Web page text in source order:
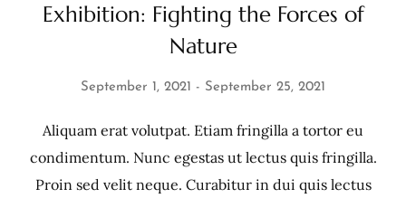
Exhibition: Fighting the Forces of
Nature
September 1, 2021 September 25, 2021
Aliquam erat volutpat. Etiam fringilla a tortor eu
condimentum. Nunc egestas ut lectus quis fringilla.
Proin sed velit neque. Curabitur in dui quis lectus